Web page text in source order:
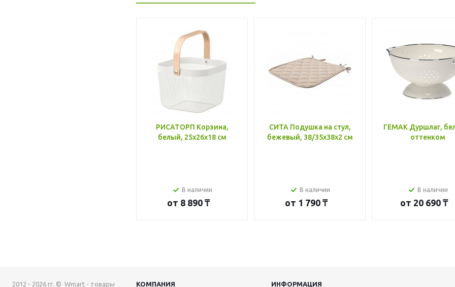
РИСАТОРП Корзина,
белый, 25x26x18 см
В наличии
от 8 890 ₸
СИТА Подушка на стул,
бежевый, 38/35x38x2 см
В наличии
от 1 790 ₸
ГЕМАК Дуршлаг,
оттенком
В наличии
от 20 690 ₸
2012 - 2026 гг. © Wmart - товары КОМПАНИЯ ИНФОРМАЦИЯ